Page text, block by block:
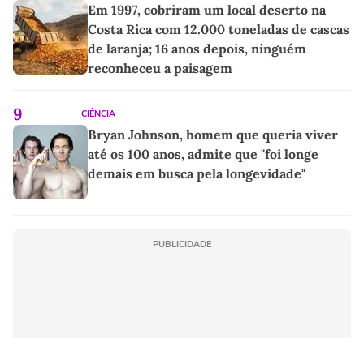
Em 1997, cobriram um local deserto na
Costa Rica com 12.000 toneladas de cascas
de laranja; 16 anos depois, ninguém
reconheceu a paisagem
9 CIÊNCIA
Bryan Johnson, homem que queria viver
até os 100 anos, admite que "foi longe
demais em busca pela longevidade"
PUBLICIDADE